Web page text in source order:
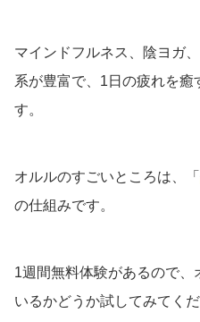
マインドフルネス、陰ヨガ
系が豊富で、1日の疲れを
す。
オルルのすごいところは、「
の仕組みです。
1週間無料体験があるので、
いるかどうか試してみてくだ